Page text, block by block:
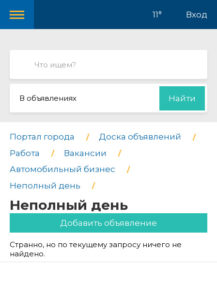
11° Вход
В объявлениях Найти
Портал города
Доска объявлений
Работа
Вакансии
Автомобильный бизнес
Неполный день
Неполный день
Добавить объявление
Странно, но по текущему запросу ничего не
найдено.